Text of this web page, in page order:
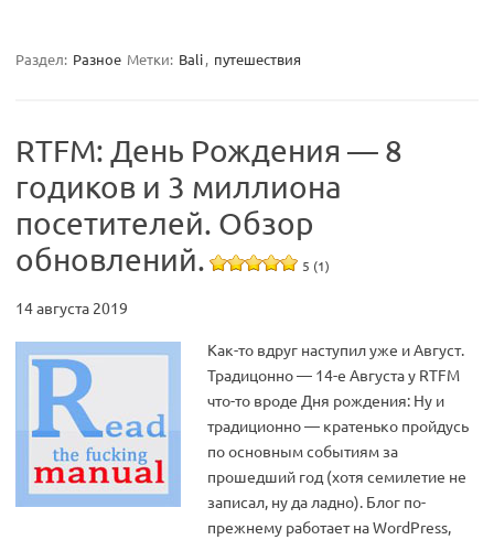
Раздел: Разное Метки: Bali, путешествия
RTFM: День Рождения — 8
годиков и 3 миллиона
посетителей. Обзор
обновлений.
5 (1)
14 августа 2019
Как-то вдруг наступил уже и Август.
Традицонно — 14-е Августа у RTFM
что-то вроде Дня рождения: Ну и
традиционно — кратенько пройдусь
по основным событиям за
прошедший год (хотя семилетие не
записал, ну да ладно). Блог по-
прежнему работает на WordPress,